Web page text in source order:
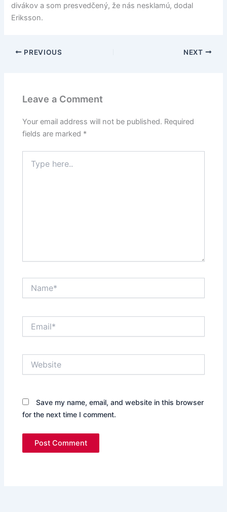
divákov a som presvedčený, že nás nesklamú, dodal
Eriksson.
PREVIOUS NEXT
Leave a Comment
Your email address will not be published. Required
fields are marked *
here..
Save my name, email, and website in this browser
for the next time I comment.